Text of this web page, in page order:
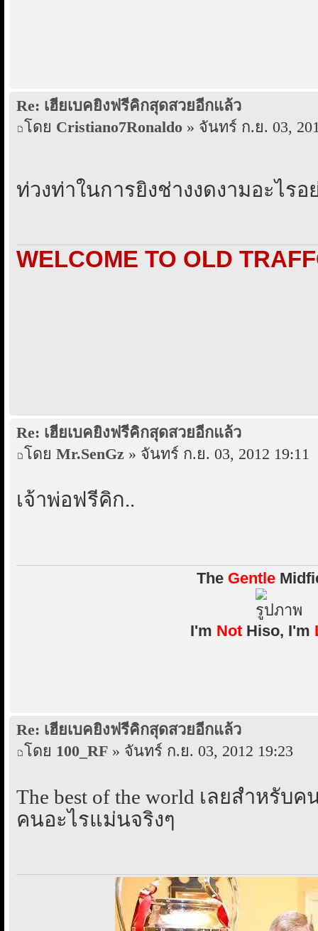
Re: เฮียเบคยิงฟรีคิกสุดสวยอีกแล้ว
โดย Cristiano7Ronaldo » จันทร์ ก.ย. 03,
ท่วงท่าในการยิงช่างงดงามอะไร
WELCOME TO OLD
Re: เฮียเบคยิงฟรีคิกสุดสวยอีกแล้ว
โดย Mr.SenGz » จันทร์ ก.ย. 03, 2012 19:11
เจ้าพ่อฟรีคิก..
The Gentle
I'm NotHiso, I'm
Re: เฮียเบคยิงฟรีคิกสุดสวยอีกแล้ว
โดย 100_RF » จันทร์ ก.ย. 03, 2012 19:23
The best of the world เลยสำหรับค
คนอะไรแม่นจริงๆ